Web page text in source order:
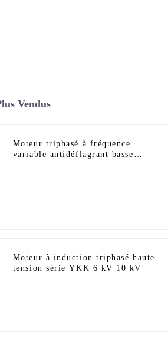
Vendus
Moteur triphasé à fréquence
variable antidéflagrant basse
Moteur à induction triphasé haute
tension série YKK 6 kV 10 kV